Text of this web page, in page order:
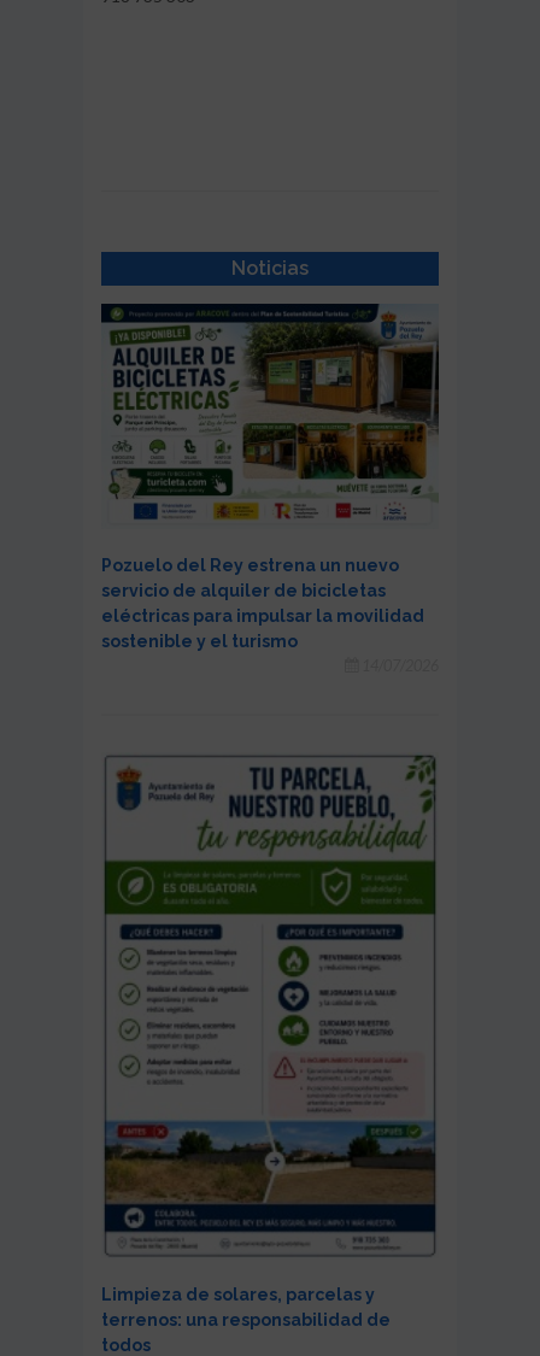
Noticias
Pozuelo del Rey estrena un nuevo
servicio de alquiler de bicicletas
eléctricas para impulsar la movilidad
sostenible y el turismo
Limpieza de solares, parcelas y
terrenos: una responsabilidad de
todos